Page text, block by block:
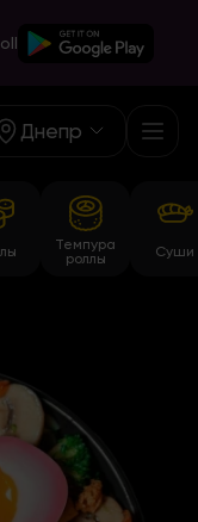
Днепр
Темпура
роллы
Суши